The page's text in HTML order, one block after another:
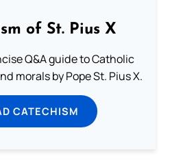
of St. Pius X
Q&A guide to Catholic
morals by Pope St. Pius X.
CATECHISM